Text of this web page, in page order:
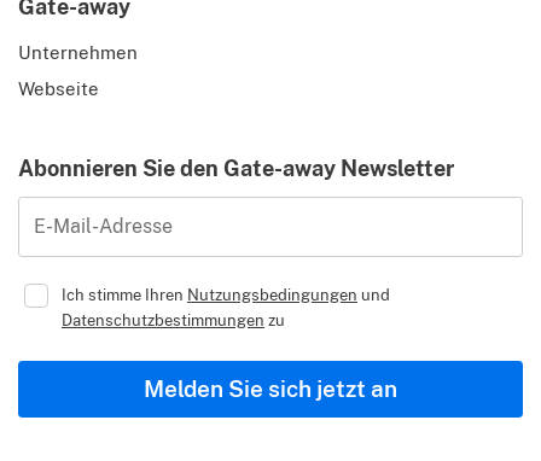
Gate-away
Unternehmen
Webseite
Abonnieren Sie den Gate-away Newsletter
E-Mail-Adresse
Ich stimme Ihren Nutzungsbedingungen und
Datenschutzbestimmungen zu
Melden Sie sich jetzt an